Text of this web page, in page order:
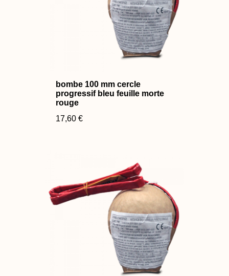
bombe 100 mm cercle
progressif bleu feuille morte
rouge
17,60 €